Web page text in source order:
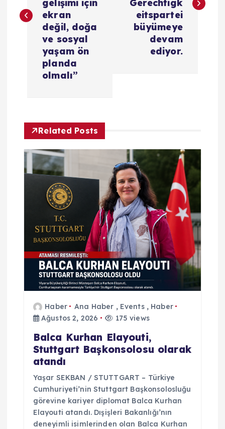
ı
n
m
gelişimi için
ekran
değil, doğa
ve sosyal
yaşam ön
planda
olmalı”
Gerechtigk
eitspartei
büyümeye
devam
ediyor.
Related Posts
Haber Ana Haber , Events, Haber
Ağustos 2, 2026
175 views
Balca Kurhan Elayouti,
Stuttgart Başkonsolosu olarak
atandı
Yaşar SEKBAN / STUTTGART – Türkiye
Cumhuriyeti’nin Stuttgart Başkonsolosluğu
görevine kariyer diplomat Balca Kurhan
Elayouti atandı. Dışişleri Bakanlığı’nın
deneyimli isimlerinden olan Balca Kurhan